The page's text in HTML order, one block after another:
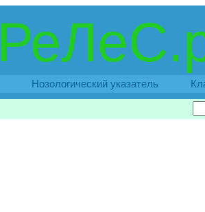
Нозологический указатель